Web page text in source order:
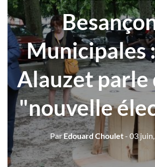
Municipales
Alauzet parle
"nouvelle
ParEdouard Choulet- 03